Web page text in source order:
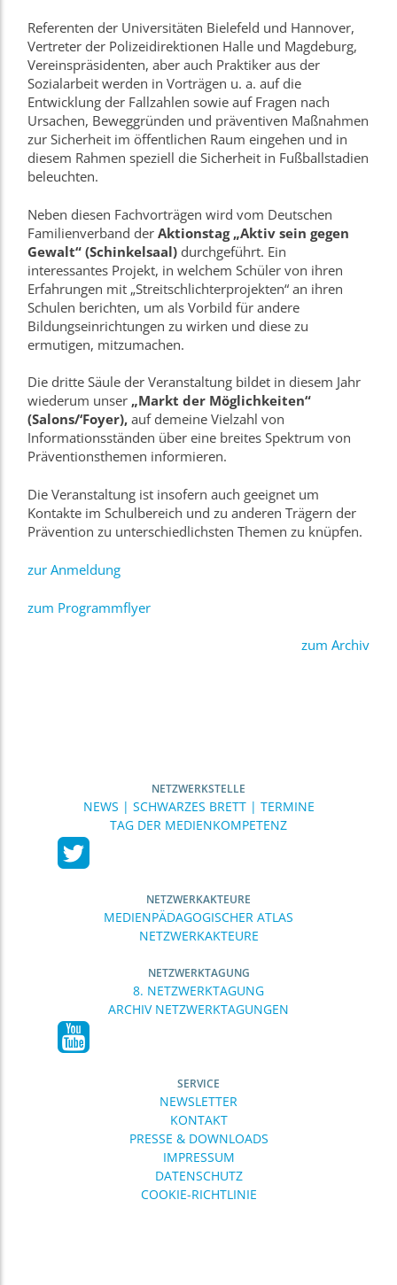
Referenten der Universitäten Bielefeld und Hannover,
Vertreter der Polizeidirektionen Halle und Magdeburg,
Vereinspräsidenten, aber auch Praktiker aus der
Sozialarbeit werden in Vorträgen u. a. auf die
Entwicklung der Fallzahlen sowie auf Fragen nach
Ursachen, Beweggründen und präventiven Maßnahmen
zur Sicherheit im öffentlichen Raum eingehen und in
diesem Rahmen speziell die Sicherheit in Fußballstadien
beleuchten.
Neben diesen Fachvorträgen wird vom Deutschen
Familienverband der Aktionstag „Aktiv sein gegen
Gewalt“ (Schinkelsaal) durchgeführt. Ein
interessantes Projekt, in welchem Schüler von ihren
Erfahrungen mit „Streitschlichterprojekten“ an ihren
Schulen berichten, um als Vorbild für andere
Bildungseinrichtungen zu wirken und diese zu
ermutigen, mitzumachen.
Die dritte Säule der Veranstaltung bildet in diesem Jahr
wiederum unser „Markt der Möglichkeiten“
(Salons/‘Foyer), auf demeine Vielzahl von
Informationsständen über eine breites Spektrum von
Präventionsthemen informieren.
Die Veranstaltung ist insofern auch geeignet um
Kontakte im Schulbereich und zu anderen Trägern der
Prävention zu unterschiedlichsten Themen zu knüpfen.
zur Anmeldung
zum Programmflyer
zum Archiv
NETZWERKSTELLE
NEWS | SCHWARZES BRETT | TERMINE
TAG DER MEDIENKOMPETENZ
NETZWERKAKTEURE
MEDIENPÄDAGOGISCHER ATLAS
NETZWERKAKTEURE
NETZWERKTAGUNG
8. NETZWERKTAGUNG
ARCHIV NETZWERKTAGUNGEN
SERVICE
NEWSLETTER
KONTAKT
PRESSE & DOWNLOADS
IMPRESSUM
DATENSCHUTZ
COOKIE-RICHTLINIE